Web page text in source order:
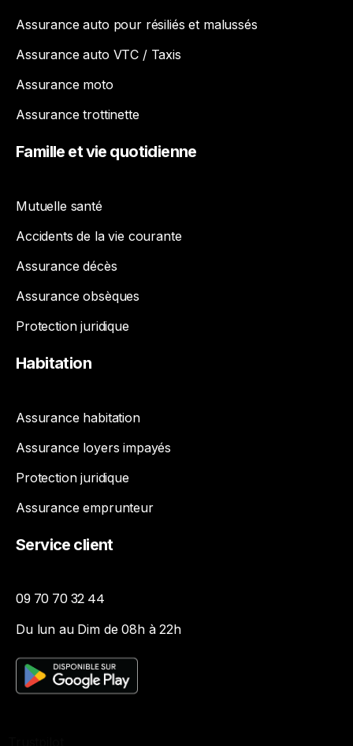
Assurance auto pour résiliés et malussés
Assurance auto VTC / Taxis
Assurance moto
Assurance trottinette
Famille etvie quotidienne
Mutuelle santé
Accidents de la vie courante
Assurance décès
Assurance obsèques
Protection juridique
Habitation
Assurance habitation
Assurance loyers impayés
Protection juridique
Assurance emprunteur
Service client
09 70 70 32 44
Du lun au Dim de 08h à 22h